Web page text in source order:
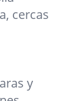
cercas
y